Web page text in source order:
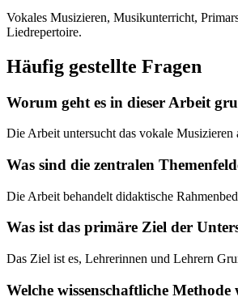
Vokales Musizieren, Musikunterricht,
Liedrepertoire.
Häufig gestellte Fragen
Worum geht es in dieser Arbeit
Die Arbeit untersucht das vokale
Was sind die zentralen
Die Arbeit behandelt didaktische
Was ist das primäre Ziel der
Das Ziel ist es, Lehrerinnen und Lehrern
Welche wissenschaftliche